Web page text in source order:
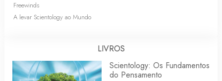
Freewinds
A levar Scientology ao Mundo
LIVROS
Scientology: Os Fundamentos
do Pensamento